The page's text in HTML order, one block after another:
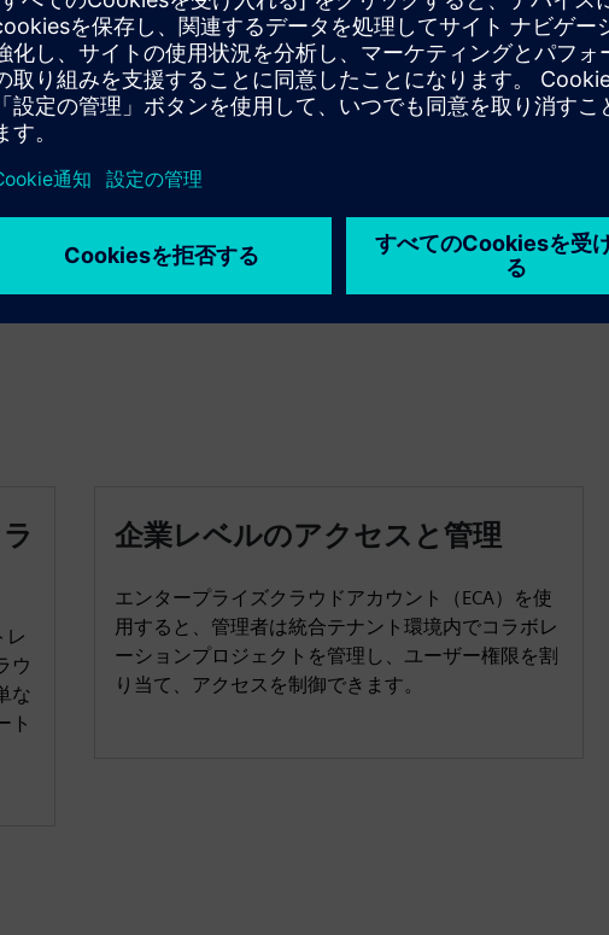
重
モデ
エンジニアリング能力を高めながら
る費用対効果の高い環境で、高度な分析機能にアクセス
できます。
レ
ウ
な
ト
企業レベルのアクセスと管理
エンタープライズクラウドアカウント（ECA）を使
用すると、管理者は統合テナント環境内でコラボレ
ーションプロジェクトを管理し、ユーザー権限を割
り当て、アクセスを制御できます。